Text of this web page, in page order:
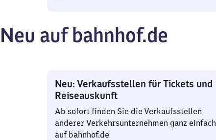
Neu auf bahnhof.de
Neu: Verkaufsstellen für Tickets und
Reiseauskunft
Ab sofort finden Sie die Verkaufsstellen
anderer Verkehrsunternehmen ganz einfach
auf bahnhof.de